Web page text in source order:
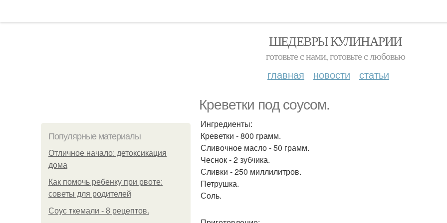
ШЕДЕВРЫ КУЛИНАРИИ
готовьте с нами, готовьте с любовью
главная новости статьи
Креветки под соусом.
Популярные материалы
Отличное начало: детоксикация
дома
Как помочь ребенку при рвоте:
советы для родителей
Соус ткемали - 8 рецептов.
Ингредиенты:
Креветки - 800 грамм.
Сливочное масло - 50 грамм.
Чеснок - 2 зубчика.
Сливки - 250 миллилитров.
Петрушка.
Соль.